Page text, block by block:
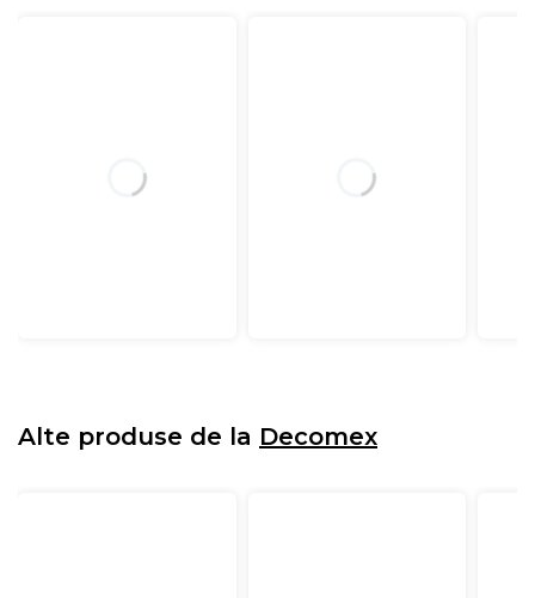
Alte produse de la Decomex